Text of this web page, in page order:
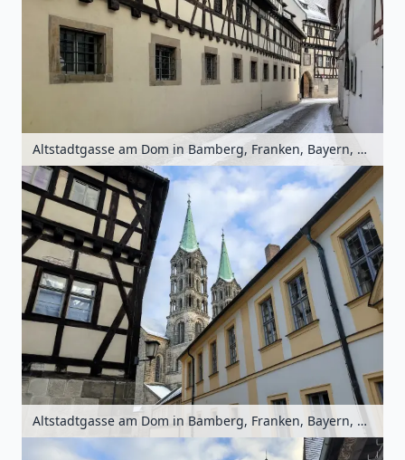
Altstadtgasse am Dom in Bamberg, Franken, Bayern, Deutschland
Altstadtgasse am Dom in Bamberg, Franken, Bayern, Deutschland